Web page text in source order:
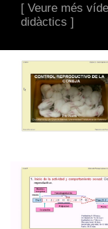
[ Veure més
didàctics ]